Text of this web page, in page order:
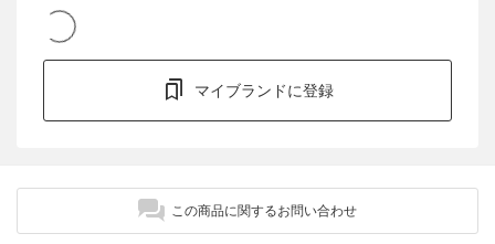
マイブランドに登録
この商品に関するお問い合わせ